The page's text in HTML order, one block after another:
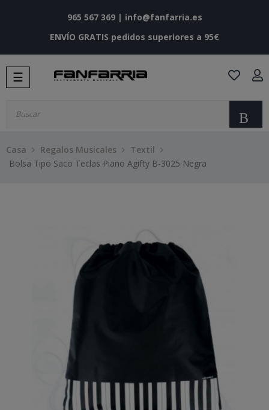
965 567 369| info@fanfarria.es
ENVÍO GRATIS pedidos superiores a 95€
Navegación
de
☰
Casa Regalos Musicales
Textil
Bolsa Tipo Saco Teclas Piano Agifty B-3025 Negra